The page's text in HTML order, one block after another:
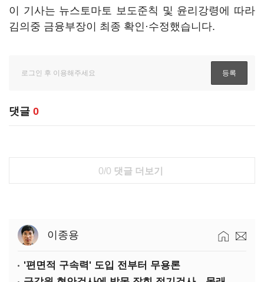
이 기사는 뉴스토마토 보도준칙 및 윤리강령에 따라
김의중 금융부장이 최종 확인·수정했습니다.
댓글 0
0/0 댓글 더보기
이종용
'편면적 구속력' 도입 전부터 무용론